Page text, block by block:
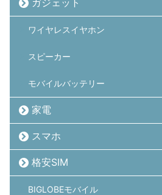
ワイヤレスイヤホン
スピーカー
モバイルバッテリー
家電
スマホ
格安SIM
BIGLOBEモバイル